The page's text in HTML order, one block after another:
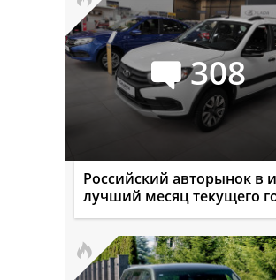
308
Российский авторынок в
лучший месяц текущего